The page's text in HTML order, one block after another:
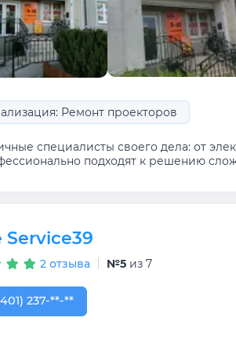
Ремонт проекторов
специалисты своего дела: от
подходят к решению
Service39
2 отзыва №5 из 7
237-92-68
237-**-**